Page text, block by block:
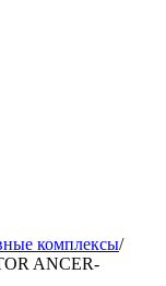
комплексы/
ANCER-